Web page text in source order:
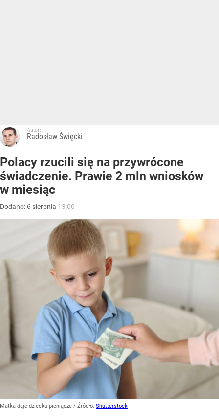
Autor:
Radosław Święcki
Polacy rzucili się na przywrócone
świadczenie. Prawie 2 mln wniosków
w miesiąc
Dodano: 6 sierpnia 13:00
Matka daje dziecku pieniądze / Źródło: Shutterstock